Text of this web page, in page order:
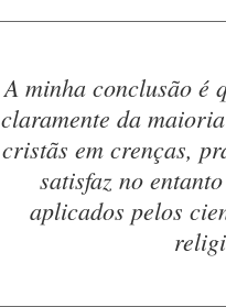
A minha conclusão é
claramente da
cristãs em crenças,
satisfaz no
aplicados pelos